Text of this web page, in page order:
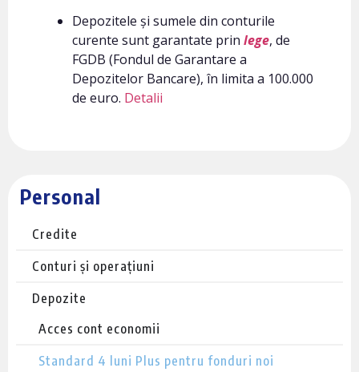
Personal
Credite
Conturi și operațiuni
Depozite
Acces cont economii
Standard 4 luni Plus pentru fonduri noi
Depozitele și sumele din conturile
curente sunt garantate prin lege, de
FGDB (Fondul de Garantare a
Depozitelor Bancare), în limita a 100.000
de euro. Detalii